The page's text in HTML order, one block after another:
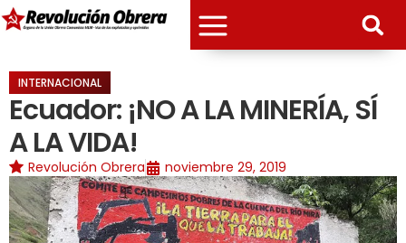
INTERNACIONAL
Ecuador: ¡NO A LA MINERÍA, SÍ
A LA VIDA!
Revolución Obrera noviembre 29, 2019